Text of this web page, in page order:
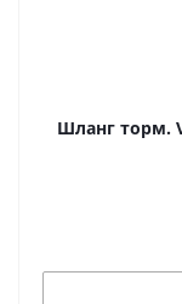
Шланг торм.